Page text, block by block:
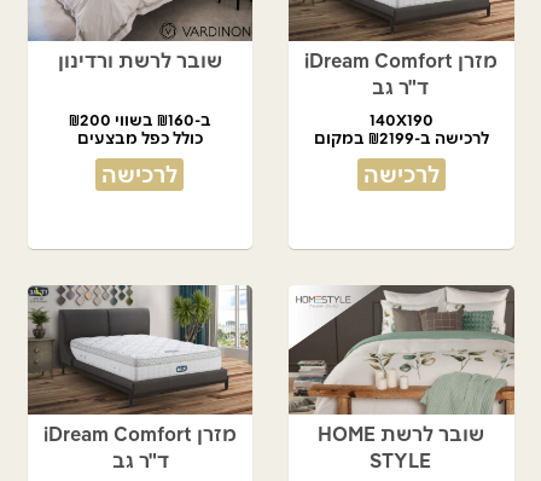
מזרן iDream Comfort
ד"ר גב
140X190
לרכישה ב-₪2199 במקום
₪4,490
לרכישה
שובר לרשת ורדינון
ב-₪160 בשווי ₪200
כולל כפל מבצעים
לרכישה
שובר לרשת HOME
STYLE
מזרן iDream Comfort
ד"ר גב